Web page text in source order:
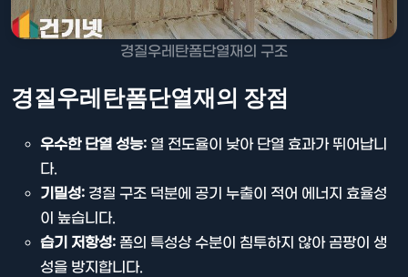
경질우레탄폼단열재의 구조
경질우레탄폼단열재의 장점
우수한 단열 성능: 열 전도율이 낮아 단열 효과가 뛰어납니
다.
기밀성: 경질 구조 덕분에 공기 누출이 적어 에너지 효율성
이 높습니다.
습기 저항성: 폼의 특성상 수분이 침투하지 않아 곰팡이 생
성을 방지합니다.